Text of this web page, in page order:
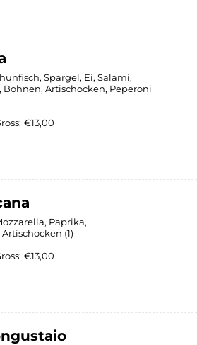
Spargel, Ei, Salami,
Bohnen, Artischocken, Peperoni
€13,00
Paprika,
(1)
€13,00